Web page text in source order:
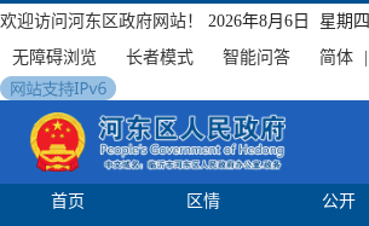
欢迎访问河东区政府网站！
2026年8月6日 星期四
无障碍浏览
长者模式 智能问答 简体
首页 区情 公开